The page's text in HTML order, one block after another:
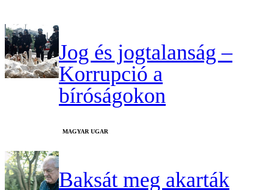
Jog és jogtalanság –
Korrupció a
bíróságokon
MAGYAR UGAR
Baksát meg akarták